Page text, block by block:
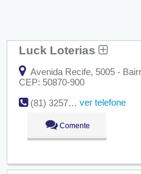
Luck Loterias
Avenida Recife, 5005 -
CEP: 50870-900
(81) 3257-9305
ver telefone
Comente